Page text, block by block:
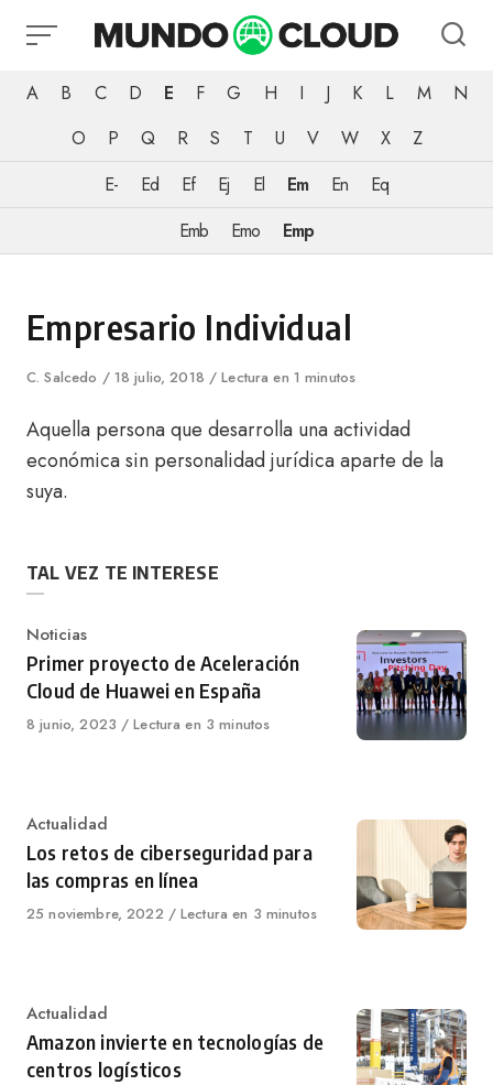
A B C D E F G H I J K L M
N
O
P Q R S T U V W X
Z
E-
Ed Ef Ej El Em En
Eq
Emb
Emo Emp
Category
Empresario Individual
Author
C. Salcedo
Published
18 julio, 2018 Lectura en 1 minutos
Aquella persona que desarrolla una actividad
económica sin personalidad jurídica aparte de la
suya.
TAL VEZ TE INTERESE
Category
Noticias
Primer proyecto de Aceleración
Cloud de Huawei en España
Published
8 junio, 2023 Lectura en 3 minutos
Category
Actualidad
Los retos de ciberseguridad para
las compras en línea
Published
25 noviembre, 2022 Lectura en 3 minutos
Category
Actualidad
Amazon invierte en tecnologías de
centros logísticos